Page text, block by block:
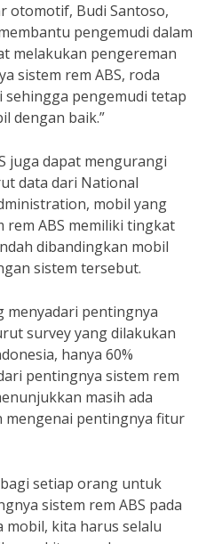
otomotif, Budi Santoso,
pengemudi dalam
melakukan pengereman
sistem rem ABS, roda
pengemudi tetap
dengan baik.”
juga dapat mengurangi
data dari National
mobil yang
rem ABS memiliki tingkat
dibandingkan mobil
sistem tersebut.
menyadari pentingnya
survey yang dilakukan
hanya 60%
pentingnya sistem rem
masih ada
mengenai pentingnya fitur
setiap orang untuk
sistem rem ABS pada
mobil, kita harus selalu